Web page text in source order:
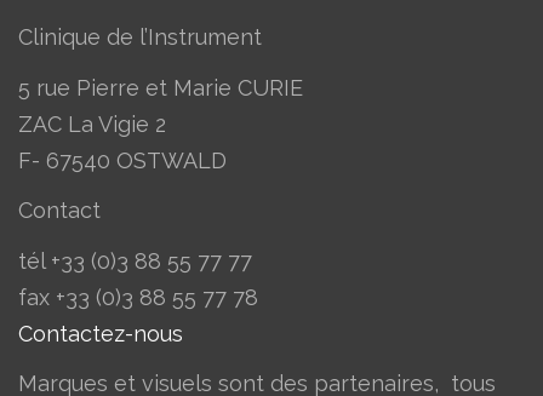
Clinique de l’Instrument
5 rue Pierre et Marie CURIE
ZAC La Vigie 2
F- 67540 OSTWALD
Contact
tél +33 (0)3 88 55 77 77
​fax +33 (0)3 88 55 77 78
Contactez-nous
Marques et visuels sont des partenaires, tous